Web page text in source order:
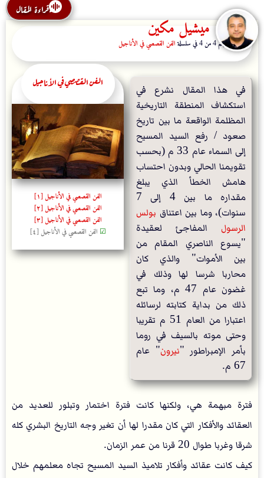
قراءة المقال
ميشيل مكين
المقال رقم 4 من 4 في سلسلة الفن القصصي في الأناجيل
الفن القصصي في الأناجيل
الفن القصصي في الأناجيل [١]
الفن القصصي في الأناجيل [٢]
الفن القصصي في الأناجيل [٣]
☑ الفن القصصي في الأناجيل [٤]
سنوات)، وما بين اعتناق
الرسول
بأمر الإمبراطور "نيرون
67 م.
فترة مبهمة هي، ولكنها كانت فترة اختمار وتبلور للعديد من
العقائد والأفكار التي كان مقدرا لها أن تغير وجه التاريخ البشري كله
شرقا وغربا طوال 20 قرنا من عمر الزمان.
كيف كانت عقائد وأفكار تلاميذ السيد المسيح تجاه معلمهم خلال